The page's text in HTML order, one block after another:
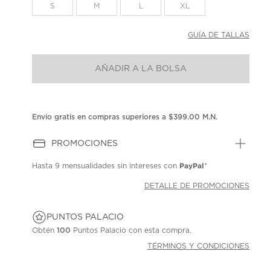
misma
S M XL
GUÍA DE TALLAS
AÑADIR A LA BOLSA
Envío gratis en compras superiores a $399.00 M.N.
PROMOCIONES
Hasta9 mensualidades sin intereses con PayPal*
DETALLE DE PROMOCIONES
PUNTOS PALACIO
Obtén100 Puntos Palacio con esta compra.
TÉRMINOS Y CONDICIONES